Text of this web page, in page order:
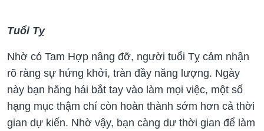
Tuổi Tỵ
Nhờ có Tam Hợp nâng đỡ, người tuổi Tỵ cảm nhận
rõ ràng sự hứng khởi, tràn đầy năng lượng. Ngày
này bạn hăng hái bắt tay vào làm mọi việc, một số
hạng mục thậm chí còn hoàn thành sớm hơn cả thời
gian dự kiến. Nhờ vậy, bạn càng dư thời gian để làm